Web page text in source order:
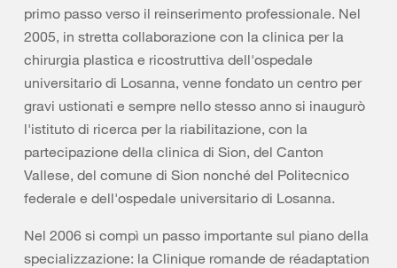
primo passo verso il reinserimento professionale. Nel
2005, in stretta collaborazione con la clinica per la
chirurgia plastica e ricostruttiva dell'ospedale
universitario di Losanna, venne fondato un centro per
gravi ustionati e sempre nello stesso anno si inaugurò
l'istituto di ricerca per la riabilitazione, con la
partecipazione della clinica di Sion, del Canton
Vallese, del comune di Sion nonché del Politecnico
federale e dell'ospedale universitario di Losanna.
Nel 2006 si compì un passo importante sul piano della
specializzazione: la Clinique romande de réadaptation